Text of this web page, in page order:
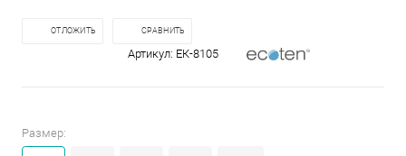
ОТЛОЖИТЬ СРАВНИТЬ
Артикул: ЕК-8105
Размер: